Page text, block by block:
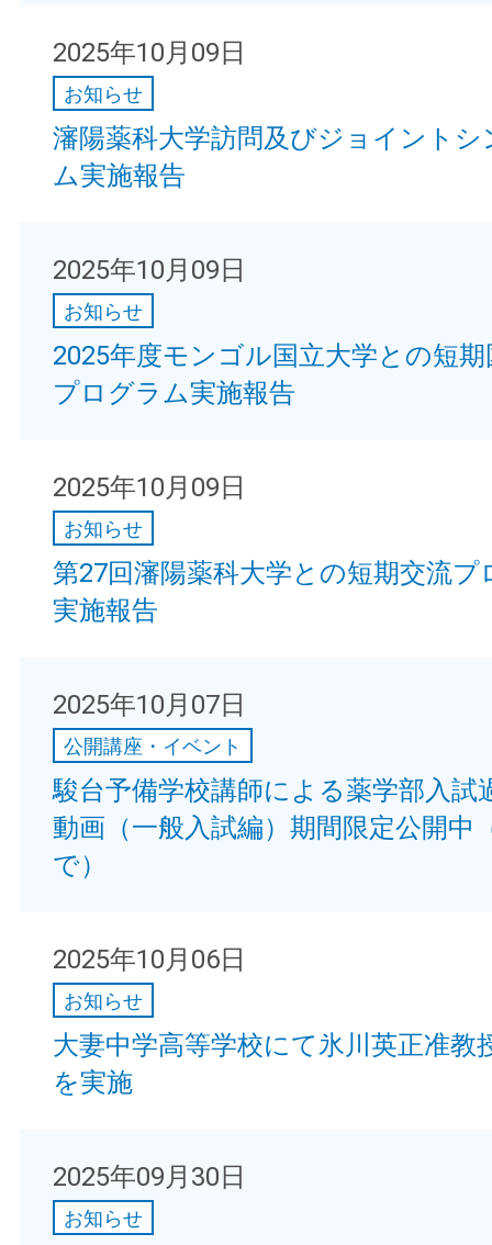
2025年10月09日
お知らせ
瀋陽薬科大学訪問及びジョイントシ
ム実施報告
2025年10月09日
お知らせ
2025年度モンゴル国立大学との短期
プログラム実施報告
2025年10月09日
お知らせ
第27回瀋陽薬科大学との短期交流プ
実施報告
2025年10月07日
公開講座・イベント
駿台予備学校講師による薬学部入試
動画（一般入試編）期間限定公開中
で）
2025年10月06日
お知らせ
大妻中学高等学校にて氷川英正准教
を実施
2025年09月30日
お知らせ